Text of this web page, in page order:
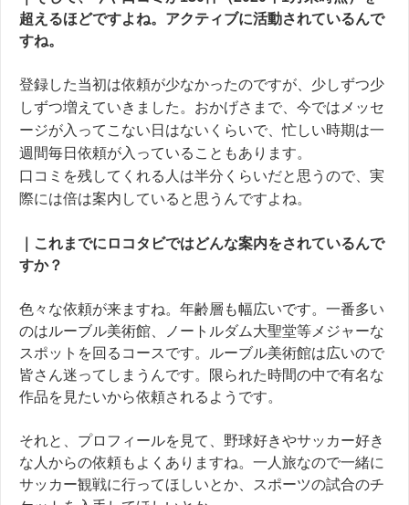
超えるほどですよね。アクティブに活動されているんで
すね。
登録した当初は依頼が少なかったのですが、少しずつ少
しずつ増えていきました。おかげさまで、今ではメッセ
ージが入ってこない日はないくらいで、忙しい時期は一
週間毎日依頼が入っていることもあります。
口コミを残してくれる人は半分くらいだと思うので、実
際には倍は案内していると思うんですよね。
｜これまでにロコタビではどんな案内をされているんで
すか？
色々な依頼が来ますね。年齢層も幅広いです。一番多い
のはルーブル美術館、ノートルダム大聖堂等メジャーな
スポットを回るコースです。ルーブル美術館は広いので
皆さん迷ってしまうんです。限られた時間の中で有名な
作品を見たいから依頼されるようです。
それと、プロフィールを見て、野球好きやサッカー好き
な人からの依頼もよくありますね。一人旅なので一緒に
サッカー観戦に行ってほしいとか 、スポーツの試合のチ